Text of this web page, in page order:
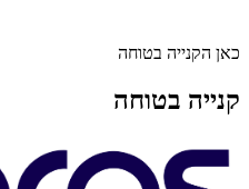
כאן הקנייה בטוחה
קנייה בטוחה